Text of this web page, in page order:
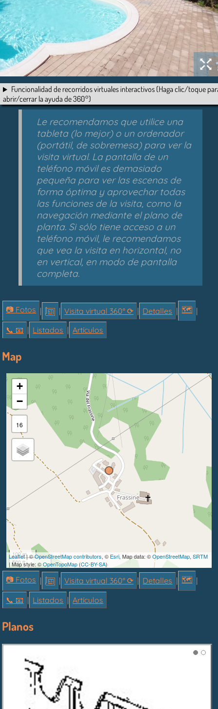
Funcionalidad de recorridos virtuales interactivos (Haga clic/toque
abrir/cerrar la ayuda de 360°)
Le recomendamos que utilice una
tableta (lo mejor) o un ordenador
(portátil, de sobremesa) para ver la
visita virtual. La pantalla de un
teléfono móvil es demasiado
pequeña para ver las escenas de
forma óptima y aprovechar todas
las funciones de la visita, como la
navegación mediante el plano de
planta. Si sólo tiene acceso a un
teléfono móvil, le recomendamos
que vea la visita en horizontal, no
en vertical, en modo de pantalla
completa.
📷 Fotos | | Visita virtual 360° ⟳ | Detalles | 🗺 |
📞︎ 📧 | Listados | Artículos
Map
+
−
16
100 m
500 ft
Leaflet| ©OpenStreetMap contributors, © Esri, Map data: ©OpenStreetMap,SRTM
| Map style: ©OpenTopoMap (CC-BY-SA)
📷 Fotos | | Visita virtual 360° ⟳ | Detalles | 🗺 |
📞︎ 📧 | Listados | Artículos
Planos